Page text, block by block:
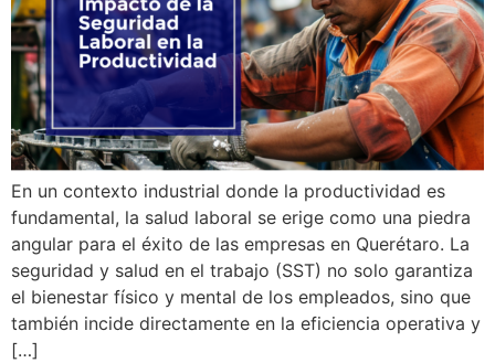
En un contexto industrial donde la productividad es
fundamental, la salud laboral se erige como una piedra
angular para el éxito de las empresas en Querétaro. La
seguridad y salud en el trabajo (SST) no solo garantiza
el bienestar físico y mental de los empleados, sino que
también incide directamente en la eficiencia operativa y
[…]